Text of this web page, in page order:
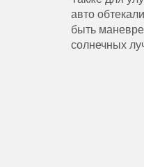
авто
быть
солнечных